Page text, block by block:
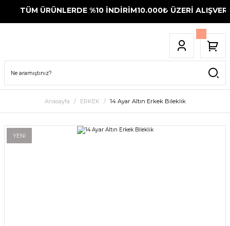
TÜM ÜRÜNLERDE %10 İNDİRİM10.000₺ ÜZERİ
Anasayfa ERKEK 14 Ayar Altın Erkek Bileklik
YENİ